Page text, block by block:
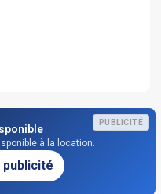
PUBLICITÉ
à la location.
publicité